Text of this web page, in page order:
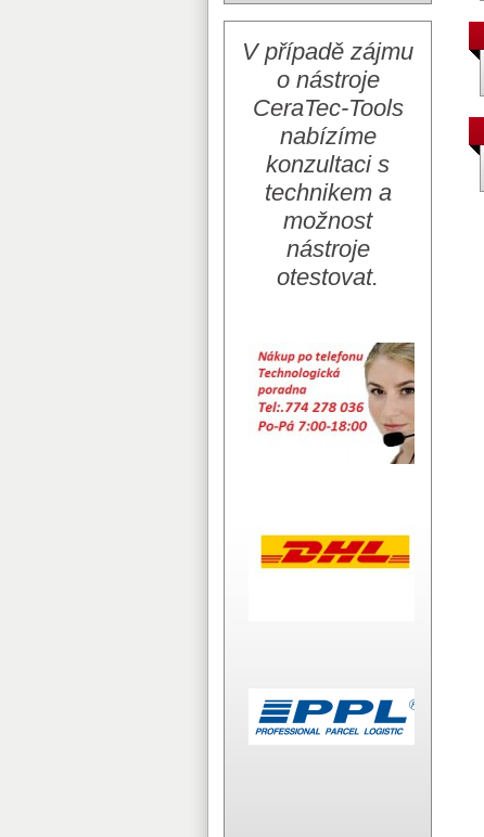
V případě zájmu
o nástroje
CeraTec-Tools
nabízíme
konzultaci s
technikem a
možnost
nástroje
otestovat.